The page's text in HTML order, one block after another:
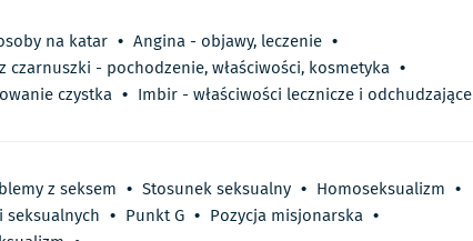
na katar • Angina - objawy, leczenie •
czarnuszki - pochodzenie, właściwości, kosmetyka •
czystka • Imbir - właściwości lecznicze i odchudzające
z seksem • Stosunek seksualny • Homoseksualizm •
seksualnych • Punkt G • Pozycja misjonarska •